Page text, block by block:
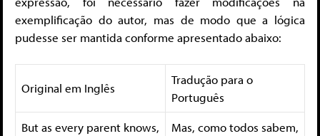
exemplificação do autor, mas de modo que a lógica
pudesse ser mantida conforme apresentado abaixo:
Original em Inglês
Tradução para o
Português
But as every parent knows,
Mas, como todos sabem,